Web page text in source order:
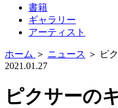
書籍
ギャラリー
アーティスト
ホーム ＞ ニュース ＞
ピ
2021.01.27
ピクサーの